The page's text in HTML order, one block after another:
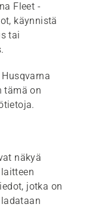
Fleet -
käynnistä
tai
tämä on
näkyä
jotka on